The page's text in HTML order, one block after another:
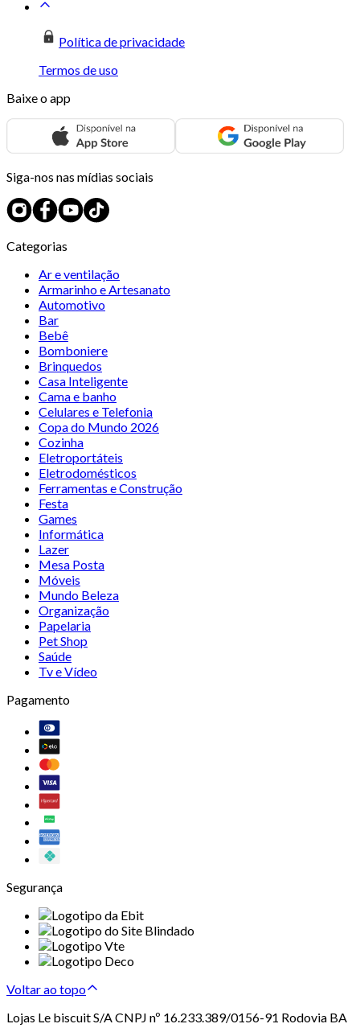
Política de privacidade
Termos de uso
Baixe o app
Siga-nos nas mídias sociais
Categorias
Ar e ventilação
Armarinho e Artesanato
Automotivo
Bar
Bebê
Bomboniere
Brinquedos
Casa Inteligente
Cama e banho
Celulares e Telefonia
Copa do Mundo 2026
Cozinha
Eletroportáteis
Eletrodomésticos
Ferramentas e Construção
Festa
Games
Informática
Lazer
Mesa Posta
Móveis
Mundo Beleza
Organização
Papelaria
Pet Shop
Saúde
Tv e Vídeo
Pagamento
Segurança
Voltar ao topo
Lojas Le biscuit S/A CNPJ nº 16.233.389/0156-91 Rodovia BA